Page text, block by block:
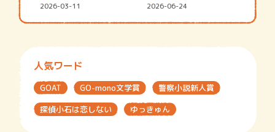
2026-03-11 2026-06-24
人気ワード
GOAT GO-mono文学賞
警察小説新人賞
探偵小石は恋しない
ゆっきゅん